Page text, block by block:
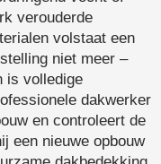
verouderde
volstaat een
niet meer –
is volledige
dakwerker
en controleert de
een nieuwe opbouw